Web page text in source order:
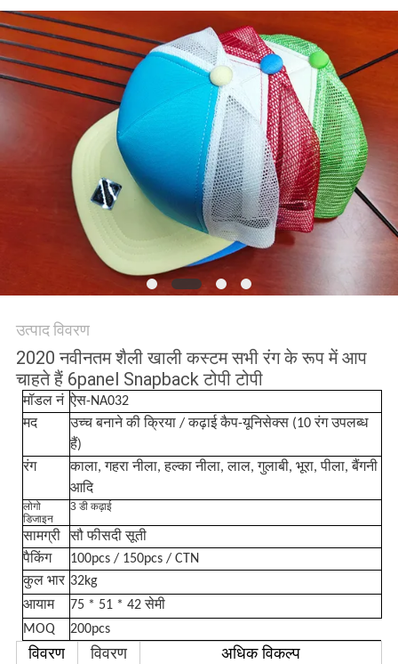
समाचार
मामलों
साइटमैप
PRIVACY
POLICY
उत्पाद विवरण
2020 नवीनतम शैली खाली कस्टम सभी रंग के रूप में आप
चाहते हैं 6panel Snapback टोपी टोपी
मॉडल नं ऐस-NA032
मद
उच्च बनाने की क्रिया / कढ़ाई कैप-यूनिसेक्स (10 रंग उपलब्ध
हैं)
रंग
काला, गहरा नीला, हल्का नीला, लाल, गुलाबी, भूरा, पीला, बैंगनी
आदि
लोगो
डिजाइन
3 डी कढ़ाई
सामग्री
सौ फीसदी सूती
पैकिंग
100pcs / 150pcs / CTN
कुल भार 32kg
आयाम
75 * 51 * 42 सेमी
MOQ
200pcs
विवरण विवरण
अधिक विकल्प